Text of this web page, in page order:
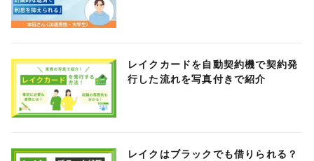
レイクカードを自動契約機で契約発
行した流れを写真付きで紹介
レイクはブラックでも借りられる？